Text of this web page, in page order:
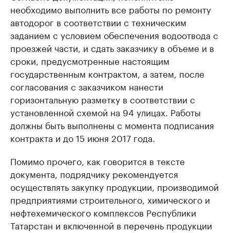
необходимо выполнить все работы по ремонту
автодорог в соответствии с техническим
заданием с условием обеспечения водоотвода с
проезжей части, и сдать заказчику в объеме и в
сроки, предусмотренные настоящим
государственным контрактом, а затем, после
согласования с заказчиком нанести
горизонтальную разметку в соответствии с
установленной схемой на 94 улицах. Работы
должны быть выполнены с момента подписания
контракта и до 15 июня 2017 года.
Помимо прочего, как говорится в тексте
документа, подрядчику рекомендуется
осуществлять закупку продукции, производимой
предприятиями строительного, химического и
нефтехемического комплексов Республики
Татарстан и включенной в перечень продукции